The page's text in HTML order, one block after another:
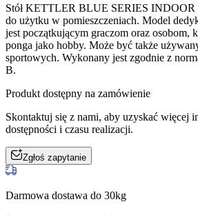
Stół KETTLER BLUE SERIES INDOOR
do użytku w pomieszczeniach. Model
jest początkującym graczom oraz osobom,
ponga jako hobby. Może być także
sportowych. Wykonany jest zgodnie z
B.
Produkt dostępny na zamówienie
Skontaktuj się z nami, aby uzyskać więcej
dostępności i czasu realizacji.
Zgłoś zapytanie
Darmowa dostawa do 30kg